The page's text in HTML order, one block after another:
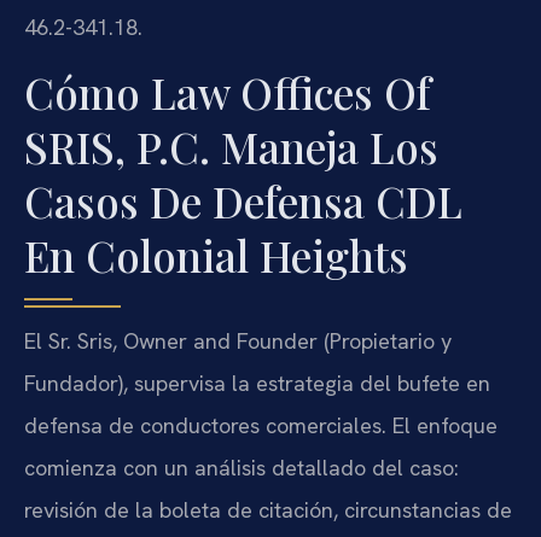
46.2-341.18.
Cómo Law Offices Of
SRIS, P.C. Maneja Los
Casos De Defensa CDL
En Colonial Heights
El Sr. Sris, Owner and Founder (Propietario y
Fundador), supervisa la estrategia del bufete en
defensa de conductores comerciales. El enfoque
comienza con un análisis detallado del caso:
revisión de la boleta de citación, circunstancias de